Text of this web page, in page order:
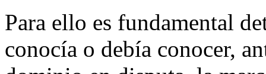
Para ello es fundamental
conocía o debía conocer,